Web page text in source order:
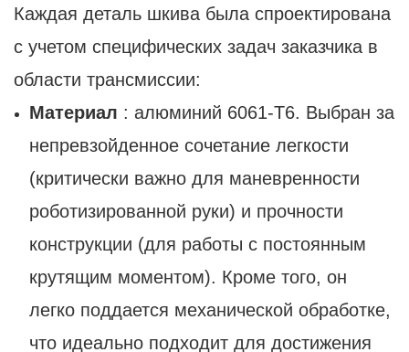
Каждая деталь шкива была спроектирована
с учетом специфических задач заказчика в
области трансмиссии:
Материал : алюминий 6061-T6. Выбран за
непревзойденное сочетание легкости
(критически важно для маневренности
роботизированной руки) и прочности
конструкции (для работы с постоянным
крутящим моментом). Кроме того, он
легко поддается механической обработке,
что идеально подходит для достижения